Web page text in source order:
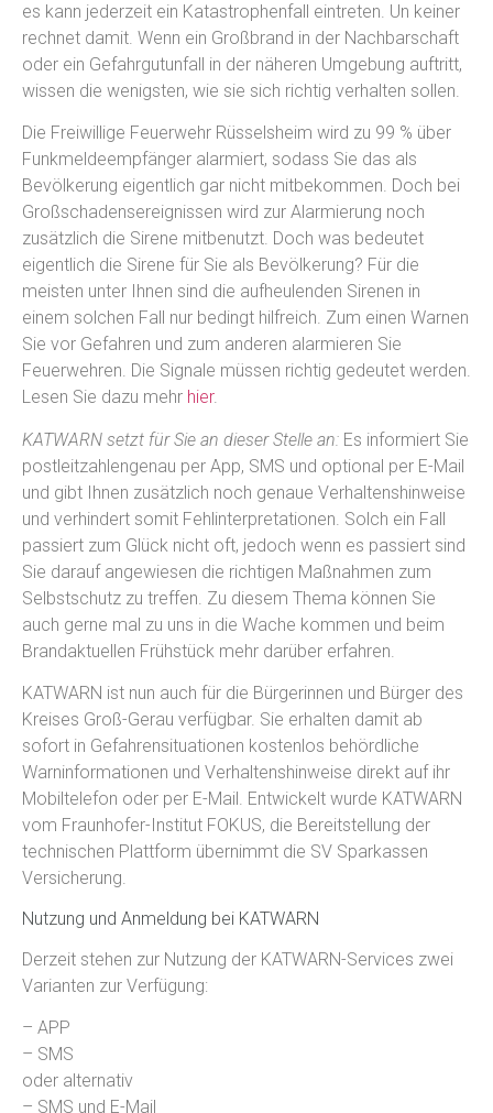
es kann jederzeit ein Katastrophenfall eintreten. Un keiner
rechnet damit. Wenn ein Großbrand in der Nachbarschaft
oder ein Gefahrgutunfall in der näheren Umgebung auftritt,
wissen die wenigsten, wie sie sich richtig verhalten sollen.
Die Freiwillige Feuerwehr Rüsselsheim wird zu 99 % über
Funkmeldeempfänger alarmiert, sodass Sie das als
Bevölkerung eigentlich gar nicht mitbekommen. Doch bei
Großschadensereignissen wird zur Alarmierung noch
zusätzlich die Sirene mitbenutzt. Doch was bedeutet
eigentlich die Sirene für Sie als Bevölkerung? Für die
meisten unter Ihnen sind die aufheulenden Sirenen in
einem solchen Fall nur bedingt hilfreich. Zum einen Warnen
Sie vor Gefahren und zum anderen alarmieren Sie
Feuerwehren. Die Signale müssen richtig gedeutet werden.
Lesen Sie dazu mehr hier.
KATWARN setzt für Sie an dieser Stelle an: Es informiert Sie
postleitzahlengenau per App, SMS und optional per E-Mail
und gibt Ihnen zusätzlich noch genaue Verhaltenshinweise
und verhindert somit Fehlinterpretationen. Solch ein Fall
passiert zum Glück nicht oft, jedoch wenn es passiert sind
Sie darauf angewiesen die richtigen Maßnahmen zum
Selbstschutz zu treffen. Zu diesem Thema können Sie
auch gerne mal zu uns in die Wache kommen und beim
Brandaktuellen Frühstück mehr darüber erfahren.
KATWARN ist nun auch für die Bürgerinnen und Bürger des
Kreises Groß-Gerau verfügbar. Sie erhalten damit ab
sofort in Gefahrensituationen kostenlos behördliche
Warninformationen und Verhaltenshinweise direkt auf ihr
Mobiltelefon oder per E-Mail. Entwickelt wurde KATWARN
vom Fraunhofer-Institut FOKUS, die Bereitstellung der
technischen Plattform übernimmt die SV Sparkassen
Versicherung.
Nutzung und Anmeldung bei KATWARN
Derzeit stehen zur Nutzung der KATWARN-Services zwei
Varianten zur Verfügung:
– APP
– SMS
oder alternativ
– SMS und E-Mail